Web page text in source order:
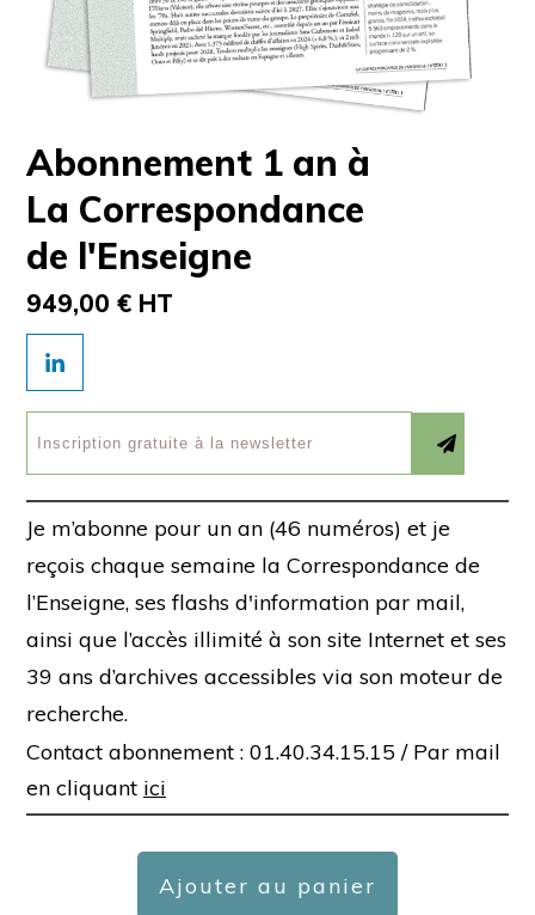
Abonnement 1 an à
La Correspondance
de l'Enseigne
949,00 € HT
Je m’abonne pour un an (46 numéros) et je
reçois chaque semaine la Correspondance de
l’Enseigne, ses flashs d'information par mail,
ainsi que l’accès illimité à son site Internet et ses
39 ans d’archives accessibles via son moteur de
recherche.
Contact abonnement : 01.40.34.15.15 / Par mail
en cliquant ici
Ajouter au panier